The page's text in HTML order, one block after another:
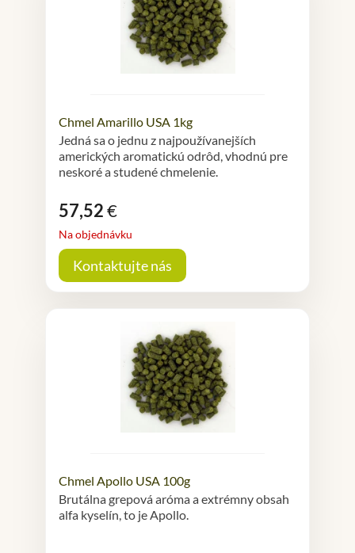
Chmel Amarillo USA 1kg
Jedná sa o jednu z najpoužívanejších
amerických aromatickú odrôd, vhodnú pre
neskoré a studené chmelenie.
57,52€
Na objednávku
Kontaktujte nás
Chmel Apollo USA 100g
Brutálna grepová aróma a extrémny obsah
alfa kyselín, to je Apollo.